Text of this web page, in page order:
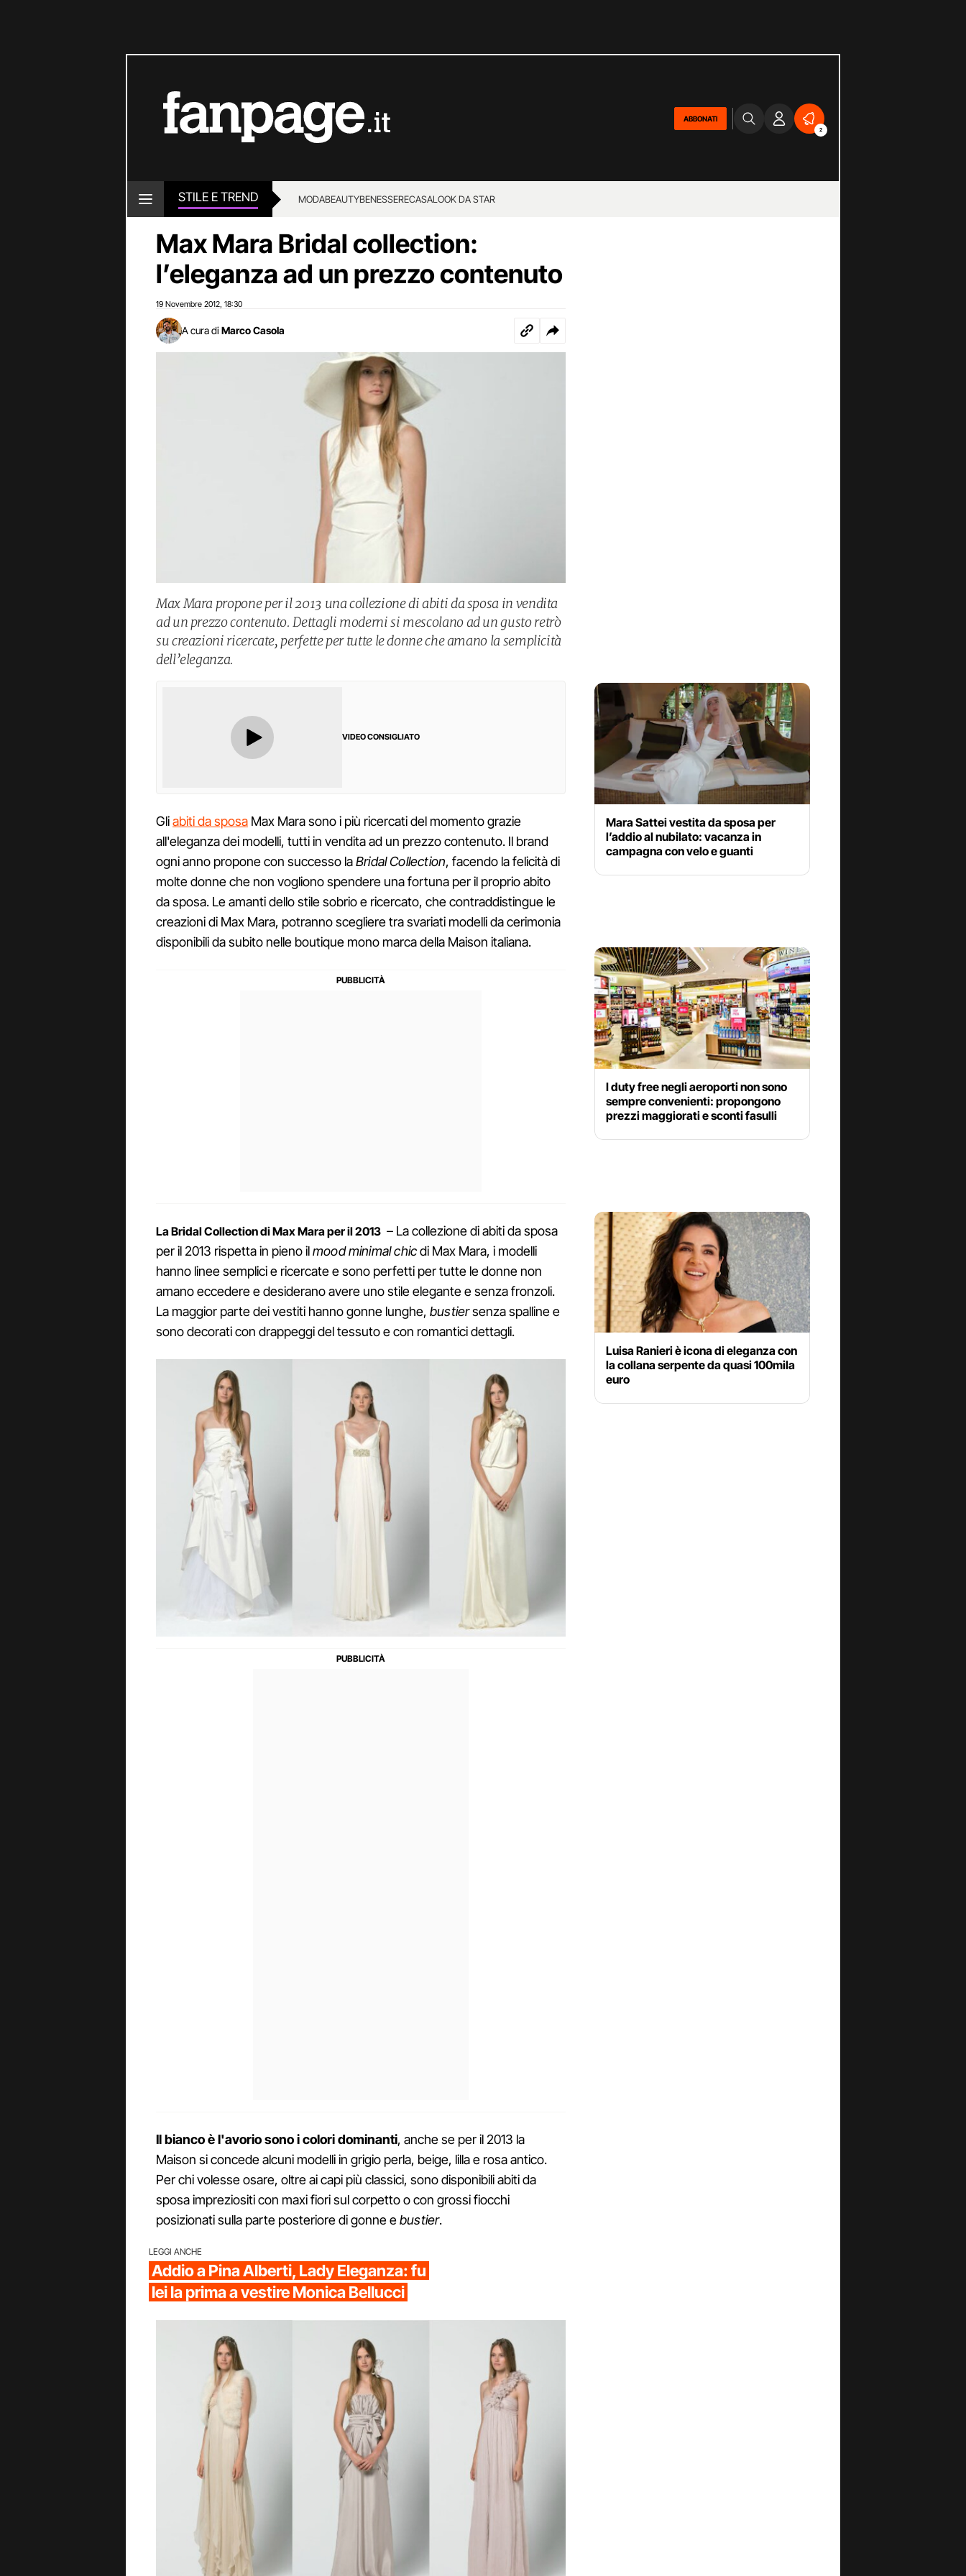
ABBONATI
2
STILE E TREND MODABEAUTYBENESSERECASALOOK DA STAR
Max Mara Bridal collection:
l’eleganza ad un prezzo contenuto
19 Novembre 2012 18:30
A cura di Marco Casola
Max Mara propone per il 2013 una collezione di abiti da sposa in vendita
ad un prezzo contenuto. Dettagli moderni si mescolano ad un gusto retrò
su creazioni ricercate, perfette per tutte le donne che amano la semplicità
dell’eleganza.
VIDEO CONSIGLIATO
Gliabiti da sposa Max Mara sono i più ricercati del momento grazie
all'eleganza dei modelli, tutti in vendita ad un prezzo contenuto. Il brand
ogni anno propone con successo laBridal Collection, facendo la felicità di
molte donne che non vogliono spendere una fortuna per il proprio abito
da sposa. Le amanti dello stile sobrio e ricercato, che contraddistingue le
creazioni di Max Mara, potranno scegliere tra svariati modelli da cerimonia
disponibili da subito nelle boutique mono marca della Maison italiana.
La Bridal Collection di Max Mara per il 2013 – La collezione di abiti da sposa
per il 2013 rispetta in pieno ilmood minimal chicdi Max Mara, i modelli
hanno linee semplici e ricercate e sono perfetti per tutte le donne non
amano eccedere e desiderano avere uno stile elegante e senza fronzoli.
La maggior parte dei vestiti hanno gonne lunghe, bustiersenza spalline e
sono decorati con drappeggi del tessuto e con romantici dettagli.
Il bianco è l'avorio sono i colori dominanti, anche se per il 2013 la
Maison si concede alcuni modelli in grigio perla, beige, lilla e rosa antico.
Per chi volesse osare, oltre ai capi più classici, sono disponibili abiti da
sposa impreziositi con maxi fiori sul corpetto o con grossi fiocchi
posizionati sulla parte posteriore di gonne ebustier.
LEGGI ANCHE
Addio a Pina Alberti, Lady Eleganza: fu
lei la prima a vestire Monica Bellucci
Mara Sattei vestita da sposa per
l’addio al nubilato: vacanza in
campagna con velo e guanti
I duty free negli aeroporti non sono
sempre convenienti: propongono
prezzi maggiorati e sconti fasulli
Luisa Ranieri è icona di eleganza con
la collana serpente da quasi 100mila
euro